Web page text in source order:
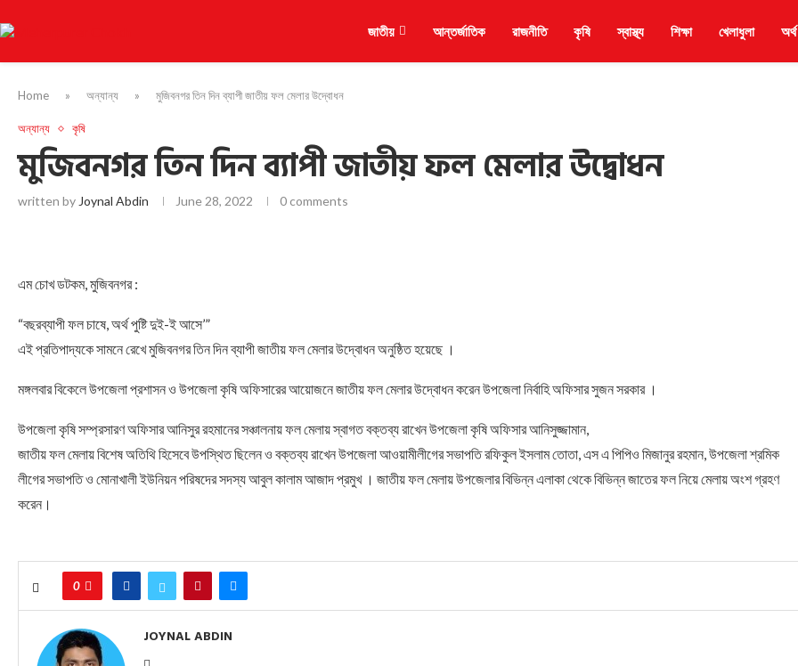
জাতীয় আন্তর্জাতিক রাজনীতি কৃষি স্বাস্থ্য শিক্ষা খেলাধুলা
Home » অন্যান্য » মুজিবনগর তিন দিন ব্যাপী জাতীয় ফল মেলার উদ্বোধন
অন্যান্য কৃষি
মুজিবনগর তিন দিন ব্যাপী জাতীয় ফল মেলার উদ্বোধন
written by Joynal Abdin June 28, 2022 0 comments
এম চোখ ডটকম, মুজিবনগর :
“বছরব্যাপী ফল চাষে, অর্থ পুষ্টি দুই-ই আসে’”
এই প্রতিপাদ্যকে সামনে রেখে মুজিবনগর তিন দিন ব্যাপী জাতীয় ফল মেলার উদ্বোধন অনুষ্ঠিত হয়েছে ।
মঙ্গলবার বিকেলে উপজেলা প্রশাসন ও উপজেলা কৃষি অফিসারের আয়োজনে জাতীয় ফল মেলার উদ্বোধন করেন উপজেলা নির্বাহি অফিসার সুজন সরকার ।
উপজেলা কৃষি সম্প্রসারণ অফিসার আনিসুর রহমানের সঞ্চালনায় ফল মেলায় স্বাগত বক্তব্য রাখেন উপজেলা কৃষি অফিসার আনিসুজ্জামান,
জাতীয় ফল মেলায় বিশেষ অতিথি হিসেবে উপস্থিত ছিলেন ও বক্তব্য রাখেন উপজেলা আওয়ামীলীগের সভাপতি রফিকুল ইসলাম তোতা, এস এ পিপিও মিজানুর রহমান, উপজেলা শ্রমিক
লীগের সভাপতি ও মোনাখালী ইউনিয়ন পরিষদের সদস্য আবুল কালাম আজাদ প্রমুখ । জাতীয় ফল মেলায় উপজেলার বিভিন্ন এলাকা থেকে বিভিন্ন জাতের ফল নিয়ে মেলায় অংশ গ্রহণ
করেন।
0
JOYNAL ABDIN